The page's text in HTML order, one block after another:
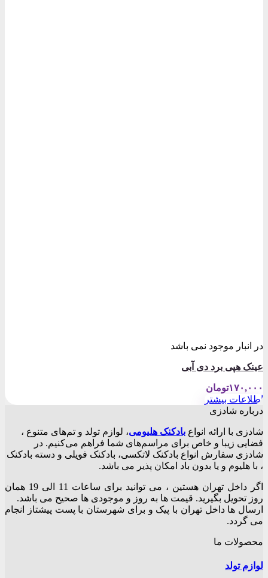
در انبار موجود نمی باشد
عینک هپی برد دی آبی
۱۷۰,۰۰۰تومان
اطلاعات بیشتر
درباره شادزی
شادزی با ارائه انواع بادکنک‌ هلیومی، لوازم تولد و تم‌های متنوع ،
فضایی زیبا و خاص برای مراسم‌های شما فراهم می‌کنیم. در
شادزی سفارش انواع بادکنک لاتکسی، بادکنک فویلی و دسته بادکنک
، با هلیوم و یا بدون باد امکان پذیر می باشد.
اگر داخل تهران هستین ، می توانید برای ساعات 11 الی 19 همان
روز تحویل بگیرید. قیمت ها به روز و موجودی ها صحیح می باشد.
ارسال ها داخل تهران با پیک و برای شهرستان با پست پیشتاز انجام
می گردد.
محصولات ما
لوازم تولد